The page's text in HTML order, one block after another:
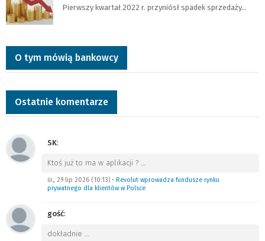
Pierwszy kwartał 2022 r. przyniósł spadek sprzedaży…
O tym mówią bankowcy
Ostatnie komentarze
SK:
Ktoś już to ma w aplikacji ? …
śr., 29 lip 2026 (10:13) • Revolut wprowadza fundusze rynku
prywatnego dla klientów w Polsce
gość:
dokładnie …